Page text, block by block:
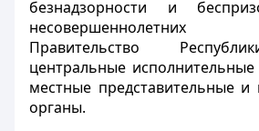
безнадзорности и
несовершеннолетних
Правительство
центральные
местные представительные и
органы.